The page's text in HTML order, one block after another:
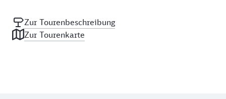
Zur Tourenbeschreibung
Zur Tourenkarte